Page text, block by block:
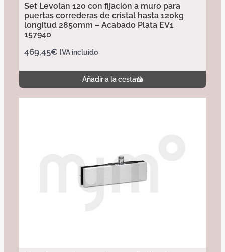
Set Levolan 120 con fijación a muro para
puertas correderas de cristal hasta 120kg
longitud 2850mm – Acabado Plata EV1
157940
469,45€ IVA incluido
Añadir a la cesta